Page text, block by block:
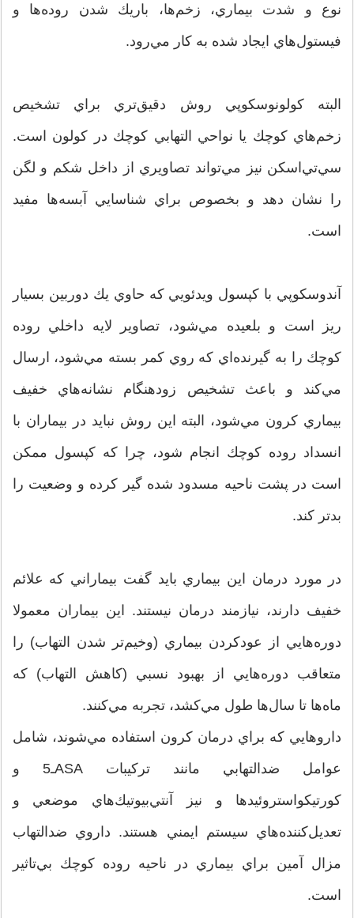
نوع و شدت بيماري، زخم‌ها، باريك شدن روده‌ها و
فيستول‌هاي ايجاد شده به كار مي‌رود.
البته كولونوسكوپي روش دقيق‌تري براي تشخيص
زخم‌هاي كوچك يا نواحي التهابي كوچك در كولون است.
سي‌تي‌اسكن نيز مي‌تواند تصاويري از داخل شكم و لگن
را نشان دهد و بخصوص براي شناسايي آبسه‌ها مفيد
است.
آندوسكوپي با كپسول ويدئويي كه حاوي يك دوربين بسيار
ريز است و بلعيده مي‌شود، تصاوير لايه داخلي روده
كوچك را به گيرنده‌اي كه روي كمر بسته مي‌شود، ارسال
مي‌كند و باعث تشخيص زودهنگام نشانه‌هاي خفيف
بيماري كرون مي‌شود، البته اين روش نبايد در بيماران با
انسداد روده كوچك انجام شود، چرا كه كپسول ممكن
است در پشت ناحيه مسدود شده گير كرده و وضعيت را
بدتر كند.
در مورد درمان اين بيماري بايد گفت بيماراني كه علائم
خفيف دارند، نيازمند درمان نيستند. اين بيماران معمولا
دوره‌هايي از عود‌كردن بيماري (وخيم‌تر شدن التهاب) را
متعاقب دوره‌هايي از بهبود نسبي (كاهش التهاب) كه
ماه‌ها تا سال‌ها طول مي‌كشد، تجربه مي‌كنند.
داروهايي كه براي درمان كرون استفاده مي‌شوند، شامل
عوامل ضدالتهابي مانند تركيبات ASAـ5 و
كورتيكواستروئيدها و نيز آنتي‌بيوتيك‌هاي موضعي و
تعديل‌كننده‌هاي سيستم ايمني هستند. داروي ضدالتهاب
مزال آمين براي بيماري در ناحيه روده كوچك بي‌تاثير
است.